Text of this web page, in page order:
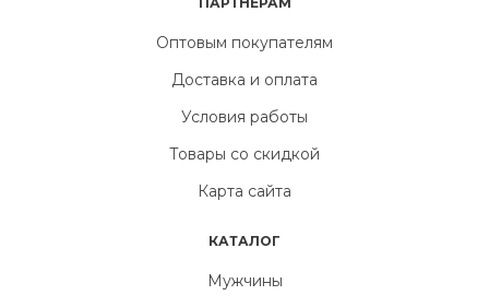
Оптовым покупателям
Доставка и оплата
Условия работы
Товары со скидкой
Карта сайта
КАТАЛОГ
Мужчины